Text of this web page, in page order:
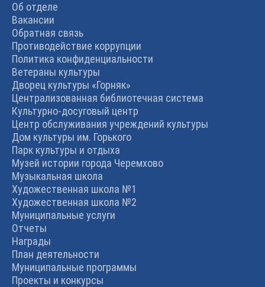
Об отделе
Вакансии
Обратная связь
Противодействие коррупции
Политика конфиденциальности
Ветераны культуры
Дворец культуры «Горняк»
Централизованная библиотечная система
Культурно-досуговый центр
Центр обслуживания учреждений культуры
Дом культуры им. Горького
Парк культуры и отдыха
Музей истории города Черемхово
Музыкальная школа
Художественная школа №1
Художественная школа №2
Муниципальные услуги
Отчеты
Награды
План деятельности
Муниципальные программы
Проекты и конкурсы